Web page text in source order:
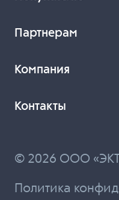
Партнерам
Компания
Контакты
© 2026 ООО
Политика